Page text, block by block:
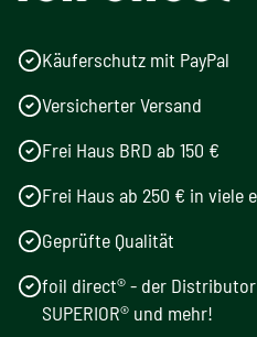
Käuferschutz mit PayPal
Versicherter Versand
Frei Haus BRD ab 150 €
Frei Haus ab 250 € in viele
Geprüfte Qualität
foil direct® - der Distributor
SUPERIOR® und mehr!